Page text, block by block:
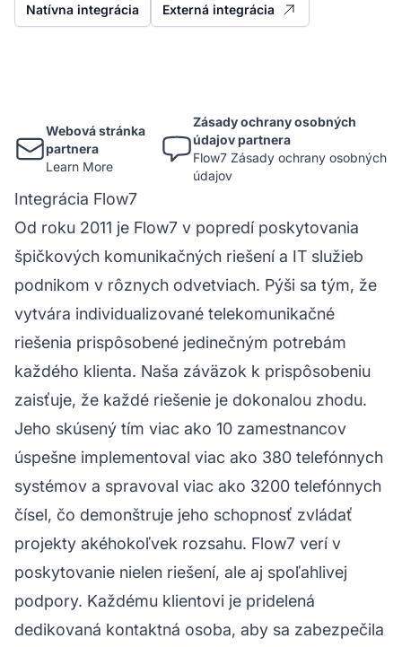
Natívna integrácia Externá integrácia
Webová stránka
partnera
Learn More
Zásady ochrany osobných
údajov partnera
Flow7 Zásady ochrany osobných
údajov
Integrácia Flow7
Od roku 2011 je Flow7 v popredí poskytovania
špičkových komunikačných riešení a IT služieb
podnikom v rôznych odvetviach. Pýši sa tým, že
vytvára individualizované telekomunikačné
riešenia prispôsobené jedinečným potrebám
každého klienta. Naša záväzok k prispôsobeniu
zaisťuje, že každé riešenie je dokonalou zhodu.
Jeho skúsený tím viac ako 10 zamestnancov
úspešne implementoval viac ako 380 telefónnych
systémov a spravoval viac ako 3200 telefónnych
čísel, čo demonštruje jeho schopnosť zvládať
projekty akéhokoľvek rozsahu. Flow7 verí v
poskytovanie nielen riešení, ale aj spoľahlivej
podpory. Každému klientovi je pridelená
dedikovaná kontaktná osoba, aby sa zabezpečila